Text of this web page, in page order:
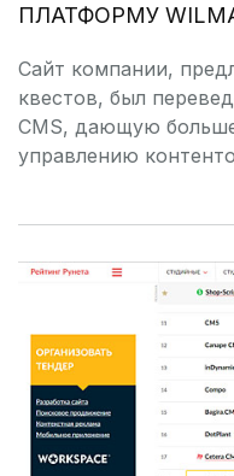
ПЛАТФОРМУ
Сайт компании,
квестов, был
CMS, дающую
управлению